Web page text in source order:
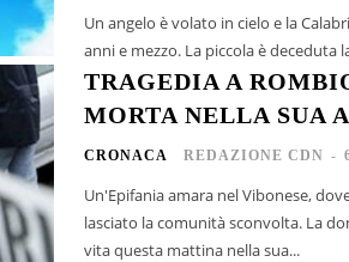
Un angelo è volato in cielo e la
anni e mezzo. La piccola è deceduta
TRAGEDIA A
MORTA NELLA SUA
CRONACA REDAZIONE CDN -
Un'Epifania amara nel Vibonese,
lasciato la comunità sconvolta. La donna, ex dipendente comunale, è stata trovata senza
vita questa mattina nella sua...